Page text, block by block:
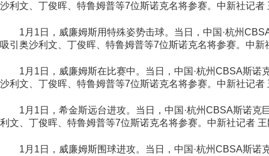
沙利文、丁俊晖、特鲁姆普等7位斯诺克名将参赛。中新社记者
1月1日，威廉姆斯用特殊姿势击球。当日，中国·杭州
吸引奥沙利文、丁俊晖、特鲁姆普等7位斯诺克名将参赛。中新
1月1日，威廉姆斯在比赛中。当日，中国·杭州CBSA斯诺
沙利文、丁俊晖、特鲁姆普等7位斯诺克名将参赛。中新社记者
1月1日，希金斯远台进攻。当日，中国·杭州CBSA斯诺克
利文、丁俊晖、特鲁姆普等7位斯诺克名将参赛。中新社记者 王
1月1日，威廉姆斯围球进攻。当日，中国·杭州CBSA斯诺